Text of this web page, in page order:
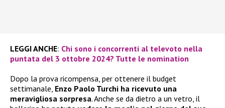
LEGGI ANCHE: Chi sono i concorrenti al televoto nella
puntata del 3 ottobre 2024? Tutte le nomination
Dopo la prova ricompensa, per ottenere il budget
settimanale, Enzo Paolo Turchi ha ricevuto una
meravigliosa sorpresa. Anche se da dietro a un vetro, il